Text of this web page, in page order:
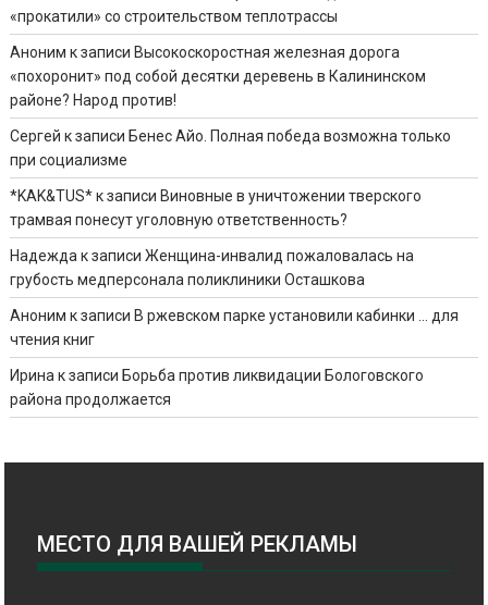
«прокатили» со строительством теплотрассы
Аноним к записи Высокоскоростная железная дорога
«похоронит» под собой десятки деревень в Калининском
районе? Народ против!
Сергей к записи Бенес Айо. Полная победа возможна только
при социализме
*KAK&TUS*к записи Виновные в уничтожении тверского
трамвая понесут уголовную ответственность?
Надежда к записиЖенщина-инвалид пожаловалась на
грубость медперсонала поликлиники Осташкова
Аноним к записи В ржевском парке установили кабинки … для
чтения книг
Ирина к записи Борьба против ликвидации Бологовского
района продолжается
МЕСТО ДЛЯ ВАШЕЙ РЕКЛАМЫ